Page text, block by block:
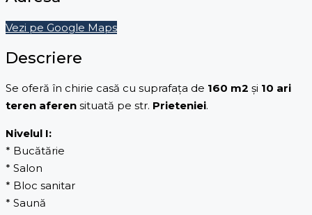
Vezi pe Google Maps
Descriere
Se oferă în chirie casă cu suprafața de 160 m2 și 10 ari
teren aferen situată pe str. Prieteniei.
Nivelul I:
* Bucătărie
* Salon
* Bloc sanitar
* Saună